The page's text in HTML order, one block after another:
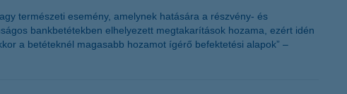
természeti esemény, amelynek hatására a részvény- és
bankbetétekben elhelyezett megtakarítások hozama, ezért idén
a betéteknél magasabb hozamot ígérő befektetési alapok” –